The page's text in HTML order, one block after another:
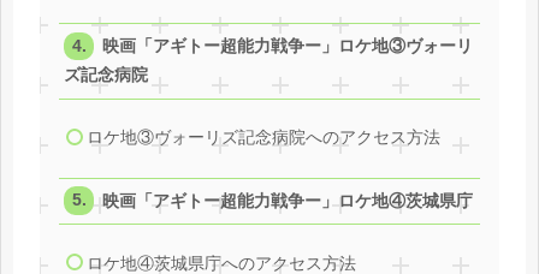
映画「アギトー超能力戦争ー」ロケ地③ヴォーリ
ズ記念病院
ロケ地③ヴォーリズ記念病院へのアクセス方法
映画「アギトー超能力戦争ー」ロケ地④茨城県庁
ロケ地④茨城県庁へのアクセス方法